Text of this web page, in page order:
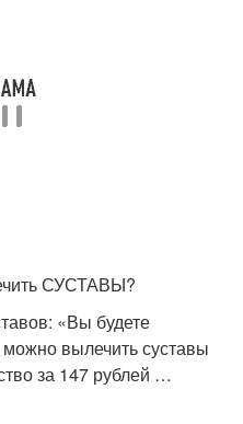
СУСТАВЫ?
«Вы будете
вылечить суставы
за 147 рублей …